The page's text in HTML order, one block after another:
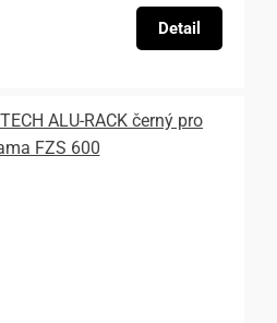
Detail
ALU-RACK černý pro
FZS 600